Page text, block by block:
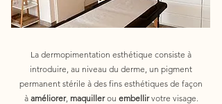
La dermopimentation esthétique consiste à
introduire, au niveau du derme, un pigment
permanent stérile à des fins esthétiques de façon
àaméliorer, maquillerou embellirvotre visage.